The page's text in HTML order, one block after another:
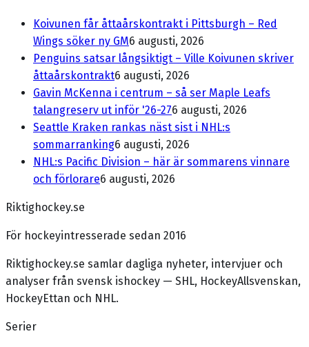
Koivunen får åttaårskontrakt i Pittsburgh – Red
Wings söker ny GM6 augusti, 2026
Penguins satsar långsiktigt – Ville Koivunen skriver
åttaårskontrakt6 augusti, 2026
Gavin McKenna i centrum – så ser Maple Leafs
talangreserv ut inför '26-276 augusti, 2026
Seattle Kraken rankas näst sist i NHL:s
sommarranking6 augusti, 2026
NHL:s Pacific Division – här är sommarens vinnare
och förlorare6 augusti, 2026
Riktighockey.se
För hockeyintresserade sedan 2016
Riktighockey.se samlar dagliga nyheter, intervjuer och
analyser från svensk ishockey — SHL, HockeyAllsvenskan,
HockeyEttan och NHL.
Serier